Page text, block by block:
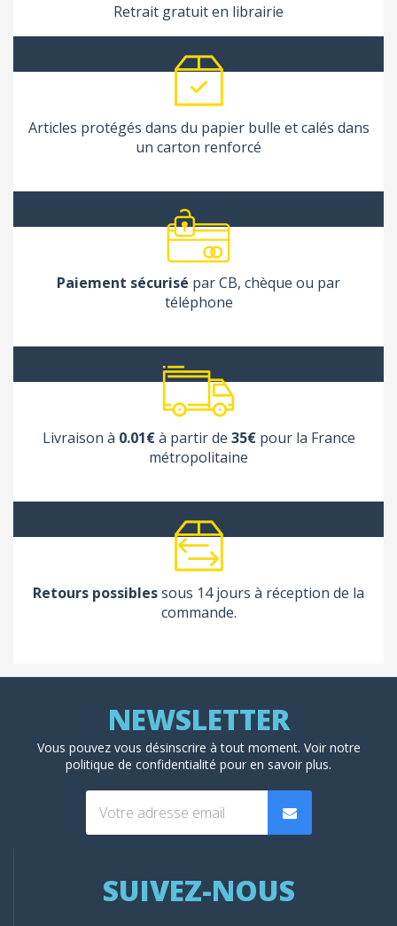
Retrait gratuit en librairie
Articles protégés dans du papier bulle et calés dans
un carton renforcé
Paiement sécurisé par CB, chèque ou par
téléphone
Livraison à 0.01€à partir de 35€pour la France
métropolitaine
Retours possiblessous 14 jours à réception de la
commande.
Vous pouvez vous désinscrire à tout moment. Voir notre
politique de confidentialité pour en savoir plus.
SUIVEZ-NOUS